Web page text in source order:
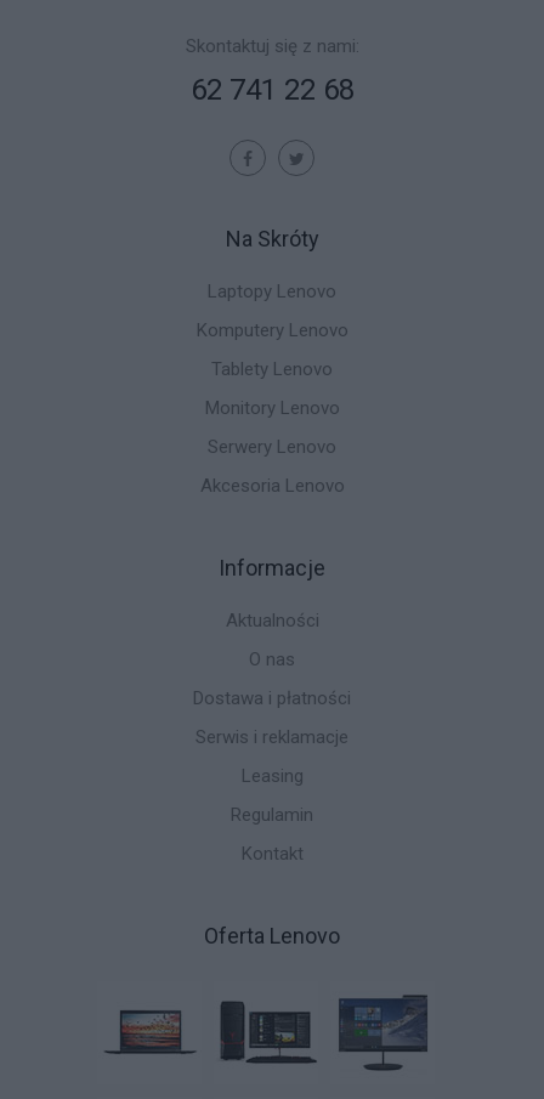
Skontaktuj się z nami:
62 741 22 68
Na Skróty
Laptopy Lenovo
Komputery Lenovo
Tablety Lenovo
Monitory Lenovo
Serwery Lenovo
Akcesoria Lenovo
Informacje
Aktualności
O nas
Dostawa i płatności
Serwis i reklamacje
Leasing
Regulamin
Kontakt
Oferta Lenovo